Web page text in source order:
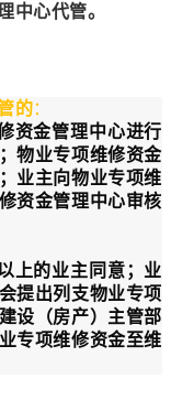
中心代管。
的：
资金管理中心进行
物业专项维修资金
业主向物业专项维
资金管理中心审核
上的业主同意；业
提出列支物业专项
设（房产）主管部
专项维修资金至维